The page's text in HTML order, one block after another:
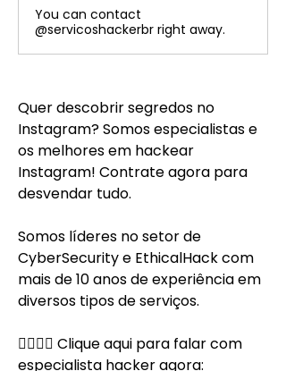
You can contact
@servicoshackerbr right away.
Quer descobrir segredos no
Instagram? Somos especialistas e
os melhores em hackear
Instagram! Contrate agora para
desvendar tudo.
Somos líderes no setor de
CyberSecurity e EthicalHack com
mais de 10 anos de experiência em
diversos tipos de serviços.
👉🏻👉🏻 Clique aqui para falar com